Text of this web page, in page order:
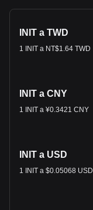
INIT a TWD
1 INIT a NT$1.64 TWD
INIT a CNY
1 INIT a ¥0.3421 CNY
INIT a USD
1 INIT a $0.05068 USD